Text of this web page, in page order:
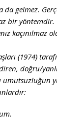
gelmez.
bir
kaçınılmaz
(1974)
doğru/
umutsuzluğun